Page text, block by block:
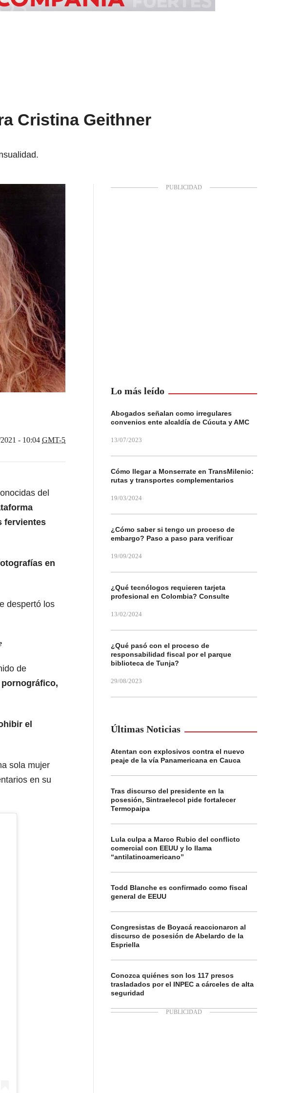
Cristina Geithner
- 10:04 GMT-5
del
fervientes
en
despertó los
de
el
sola mujer
en su
Lo más leído
Abogados señalan como irregulares
convenios ente alcaldía de Cúcuta y AMC
13/07/2023
Cómo llegar a Monserrate en TransMilenio:
rutas y transportes complementarios
19/03/2024
¿Cómo saber si tengo un proceso de
embargo? Paso a paso para verificar
19/09/2024
¿Qué tecnólogos requieren tarjeta
profesional en Colombia? Consulte
13/02/2024
¿Qué pasó con el proceso de
responsabilidad fiscal por el parque
biblioteca de Tunja?
29/08/2023
Últimas Noticias
Atentan con explosivos contra el nuevo
peaje de la vía Panamericana en Cauca
Tras discurso del presidente en la
posesión, Sintraelecol pide fortalecer
Termopaipa
Lula culpa a Marco Rubio del conflicto
comercial con EEUU y lo llama
“antilatinoamericano”
Todd Blanche es confirmado como fiscal
general de EEUU
Congresistas de Boyacá reaccionaron al
discurso de posesión de Abelardo de la
Espriella
Conozca quiénes son los 117 presos
trasladados por el INPEC a cárceles de alta
seguridad